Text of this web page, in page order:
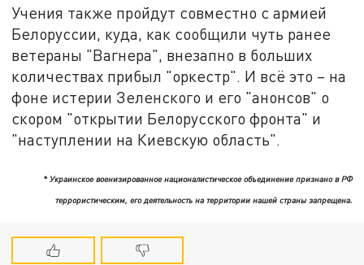
Учения также пройдут совместно с армией
Белоруссии, куда, как сообщили чуть ранее
ветераны "Вагнера", внезапно в больших
количествах прибыл "оркестр". И всё это – на
фоне истерии Зеленского и его "анонсов" о
скором "открытии Белорусского фронта" и
"наступлении на Киевскую область".
* Украинское военизированное националистическое объединение признано в РФ
террористическим, его деятельность на территории нашей страны запрещена.